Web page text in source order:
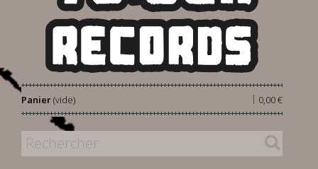
Panier 0,00 €
|
(vide)